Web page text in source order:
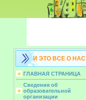
И ЭТО ВСЕ О НАС
ГЛАВНАЯ СТРАНИЦА
Сведения об
образовательной
организации